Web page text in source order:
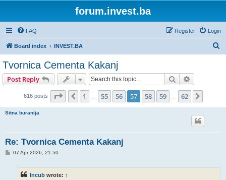
forum.invest.ba
FAQ Login
Register
Board index INVEST.BA
Tvornica Cementa Kakanj
Post Reply Search
616 posts Page 57 of 62
Previous
1 55 56 57 58 59 62
Sitna buranija
Re: Tvornica Cementa Kakanj
P07 Apr 2026, 21:50
Incub wrote: ↑